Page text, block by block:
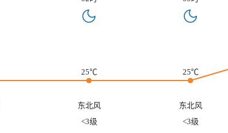
25℃ 25℃
东北风 东北风
<3级 <3级